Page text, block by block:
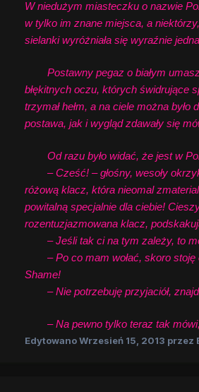
W niedużym miasteczku o nazwie
w tylko im znane miejsca, a
sielanki wyróżniała się wyraźnie
Postawny pegaz o białym
błękitnych oczu, których świdrujące
trzymał hełm, a na ciele można
postawa, jak i wygląd zdawały się
Od razu było widać, że jest w
– Cześć! – głośny, wesoły okrzyk
różową klacz, która nieomal
powitalną specjalnie dla ciebie!
rozentuzjazmowana klacz,
– Jeśli tak ci na tym zależy, to
– Po co mam wołać, skoro stoję
Shame!
– Nie potrzebuję przyjaciół,
– Na pewno tylko teraz tak mówi,
EdytowanoWrzesień 15, 2013 przez